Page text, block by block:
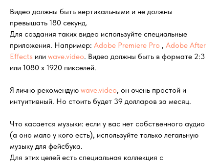
Видео должны быть вертикальными и не должны
превышать 180 секунд.
Для создания таких видео используйте специальные
приложения. Например: Adobe Premiere Pro , Adobe After
Effects или wave.video. Видео должны быть в формате 2:3
или 1080 x 1920 пикселей.
Я лично рекомендую wave.video, он очень простой и
интуитивный. Но стоить будет 39 долларов за месяц.
Что касается музыки: если у вас нет собственного аудио
(а оно мало у кого есть), используйте только легальную
музыку для фейсбука.
Для этих целей есть специальная коллекция с